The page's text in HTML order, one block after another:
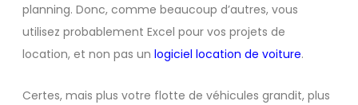
planning. Donc, comme beaucoup d’autres, vous
utilisez probablement Excel pour vos projets de
location, et non pas un logiciel location de voiture.
Certes, mais plus votre flotte de véhicules grandit, plus